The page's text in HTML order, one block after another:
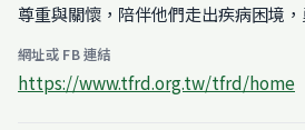
尊重與關懷，陪伴他們走出疾病困境，
網址或 FB 連結
https://www.tfrd.org.tw/tfrd/home